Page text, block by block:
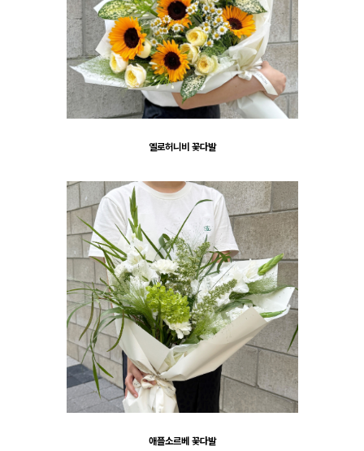
옐로허니비 꽃다발
애플소르베 꽃다발